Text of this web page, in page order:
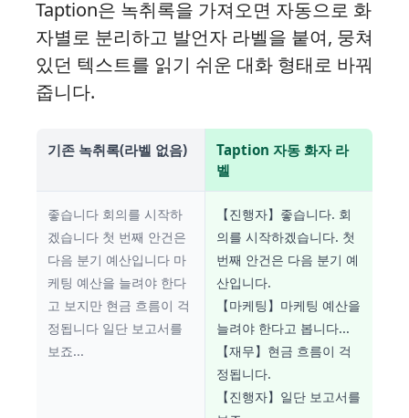
Taption은 녹취록을 가져오면 자동으로 화
자별로 분리하고 발언자 라벨을 붙여, 뭉쳐
있던 텍스트를 읽기 쉬운 대화 형태로 바꿔
줍니다.
기존 녹취록(라벨 없음)
Taption 자동 화자 라
벨
좋습니다 회의를 시작하
겠습니다 첫 번째 안건은
다음 분기 예산입니다 마
케팅 예산을 늘려야 한다
고 보지만 현금 흐름이 걱
정됩니다 일단 보고서를
보죠...
【진행자】좋습니다. 회
의를 시작하겠습니다. 첫
번째 안건은 다음 분기 예
산입니다.
【마케팅】마케팅 예산을
늘려야 한다고 봅니다...
【재무】현금 흐름이 걱
정됩니다.
【진행자】일단 보고서를